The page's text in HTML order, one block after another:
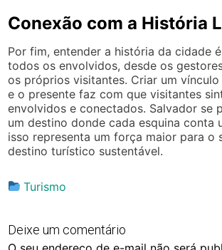
Conexão com a História
Por fim, entender a história da cidade
todos os envolvidos, desde os
os próprios visitantes. Criar um
e o presente faz com que visitantes
envolvidos e conectados. Salvador se
um destino donde cada esquina conta
isso representa um força maior para o
destino turístico sustentável.
Turismo
Deixe um comentário